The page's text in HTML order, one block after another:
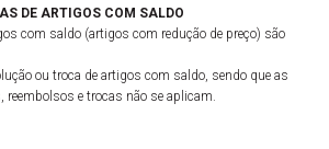
DE ARTIGOS COM SALDO
com saldo (artigos com redução de preço) são
ou troca de artigos com saldo, sendo que as
reembolsos e trocas não se aplicam.